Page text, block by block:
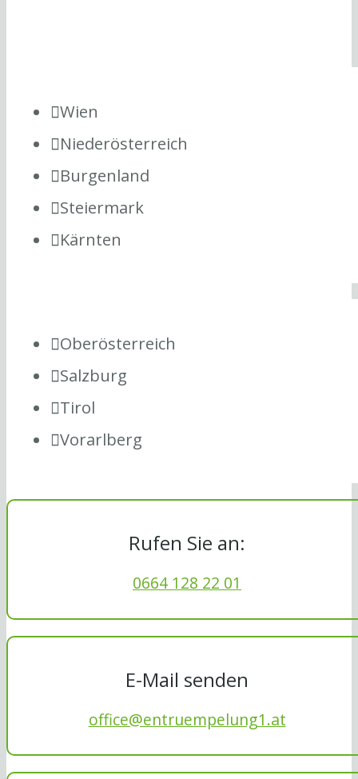
Wien
Niederösterreich
Burgenland
Steiermark
Kärnten
Oberösterreich
Salzburg
Tirol
Vorarlberg
Rufen Sie an:
0664 128 22 01
E-Mail senden
office@entruempelung1.at